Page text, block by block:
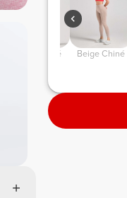
Rose Chiné Beige Chiné